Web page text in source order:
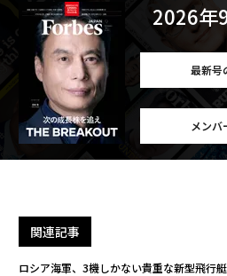
2026年
最新号
メンバ
関連記事
ロシア海軍、3機しかない貴重な新型飛行